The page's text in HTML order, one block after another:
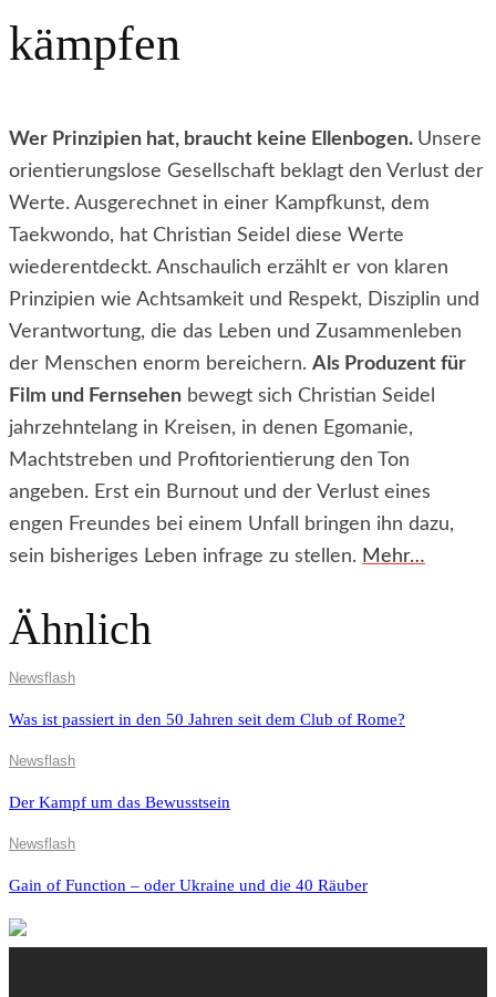
kämpfen
Wer Prinzipien hat, braucht keine Ellenbogen. Unsere
orientierungslose Gesellschaft beklagt den Verlust der
Werte. Ausgerechnet in einer Kampfkunst, dem
Taekwondo, hat Christian Seidel diese Werte
wiederentdeckt. Anschaulich erzählt er von klaren
Prinzipien wie Achtsamkeit und Respekt, Disziplin und
Verantwortung, die das Leben und Zusammenleben
der Menschen enorm bereichern. Als Produzent für
Film und Fernsehen bewegt sich Christian Seidel
jahrzehntelang in Kreisen, in denen Egomanie,
Machtstreben und Profitorientierung den Ton
angeben. Erst ein Burnout und der Verlust eines
engen Freundes bei einem Unfall bringen ihn dazu,
sein bisheriges Leben infrage zu stellen. Mehr…
Ähnlich
Newsflash
Was ist passiert in den 50 Jahren seit dem Club of Rome?
Newsflash
Der Kampf um das Bewusstsein
Newsflash
Gain of Function – oder Ukraine und die 40 Räuber